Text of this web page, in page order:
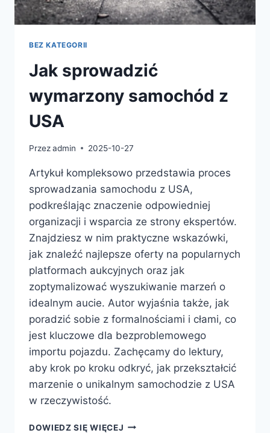
BEZ KATEGORII
Jak sprowadzić
wymarzony samochód z
USA
Przezadmin 2025-10-27
Artykuł kompleksowo przedstawia proces
sprowadzania samochodu z USA,
podkreślając znaczenie odpowiedniej
organizacji i wsparcia ze strony ekspertów.
Znajdziesz w nim praktyczne wskazówki,
jak znaleźć najlepsze oferty na popularnych
platformach aukcyjnych oraz jak
zoptymalizować wyszukiwanie marzeń o
idealnym aucie. Autor wyjaśnia także, jak
poradzić sobie z formalnościami i cłami, co
jest kluczowe dla bezproblemowego
importu pojazdu. Zachęcamy do lektury,
aby krok po kroku odkryć, jak przekształcić
marzenie o unikalnym samochodzie z USA
w rzeczywistość.
DOWIEDZ SIĘ WIĘCEJ JAK